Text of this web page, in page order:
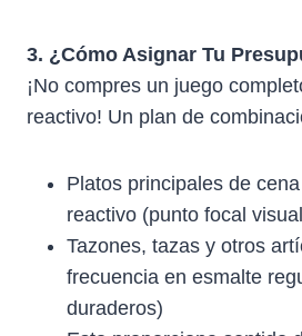
3. ¿Cómo Asignar Tu
¡No compres un juego
reactivo! Un plan de
Platos principales de
reactivo (punto focal
Tazones, tazas y otros
frecuencia en esmalte
duraderos)